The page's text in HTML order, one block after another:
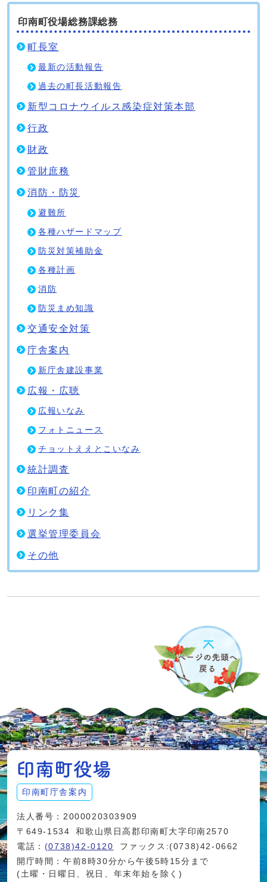
印南町役場総務課総務
町長室
最新の活動報告
過去の町長活動報告
新型コロナウイルス感染症対策本部
行政
財政
管財庶務
消防・防災
避難所
各種ハザードマップ
防災対策補助金
各種計画
消防
防災まめ知識
交通安全対策
庁舎案内
新庁舎建設事業
広報・広聴
広報いなみ
フォトニュース
チョットええとこいなみ
統計調査
印南町の紹介
リンク集
選挙管理委員会
その他
印南町庁舎案内
法人番号：2000020303909
〒649-1534
和歌山県日高郡印南町大字印南2570
電話： (0738)42-0120
ファックス:(0738)42-0662
開庁時間：午前8時30分から午後5時15分まで
(土曜・日曜日、祝日、年末年始を除く)